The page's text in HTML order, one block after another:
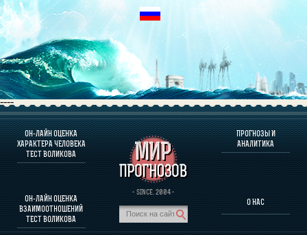
----
ОН-ЛАЙН ОЦЕНКА
ХАРАКТЕРА ЧЕЛОВЕКА
ТЕСТ ВОЛИКОВА
ОН-ЛАЙН ОЦЕНКА
ВЗАИМООТНОШЕНИЙ
ТЕСТ ВОЛИКОВА
· SINCE. 2004 ·
ПРОГНОЗЫ И
АНАЛИТИКА
О НАС
О ПРОГРАММЕ
ОЦЕНКА ХАРАКТЕРA ЧЕЛОВЕКА
ОЦЕНКА ХАРАКТЕРА ВЫДАЮЩИХСЯ ЛИЧНОСТЕЙ
О ПРОГРАММЕ
ПРОГНОЗЫ И АНАЛИТИКА